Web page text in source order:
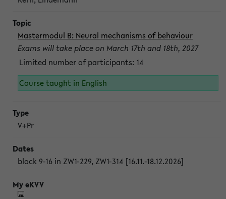
Mastermodul B: Neural mechanisms of behaviour
Exams will take place on March 17th and 18th, 2027
Limited number of participants: 14
Course taught in English
V+Pr
block 9-16 in ZW1-229, ZW1-314 [16.11.-18.12.2026]